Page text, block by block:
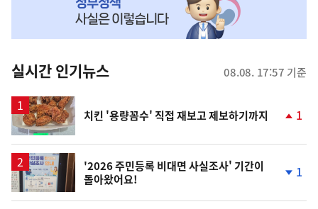
뉴
스
실시간 인기뉴스 08.08. 17:57 기준
치킨 '용량꼼수' 직접 재보고 제보하기까지
계
1
'2026 주민등록 비대면 사실조사' 기간이
돌아왔어요!
계
1